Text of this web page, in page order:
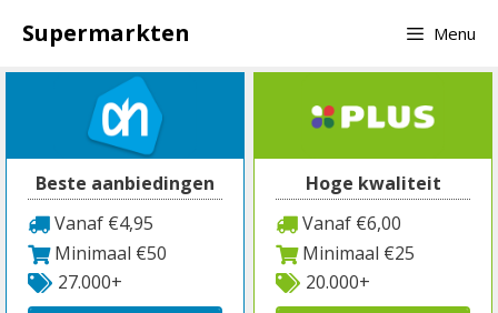
naar
inhoud
Supermarkten Menu
Beste aanbiedingen
Vanaf €4,95
Minimaal €50
27.000+
Hoge kwaliteit
Vanaf €6,00
Minimaal €25
20.000+